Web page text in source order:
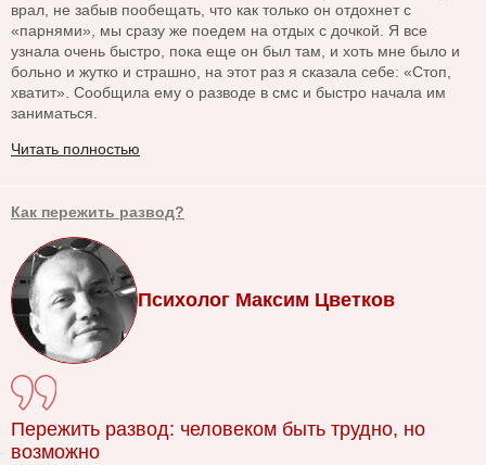
врал, не забыв пообещать, что как только он отдохнет с
«парнями», мы сразу же поедем на отдых с дочкой. Я все
узнала очень быстро, пока еще он был там, и хоть мне было и
больно и жутко и страшно, на этот раз я сказала себе: «Стоп,
хватит». Сообщила ему о разводе в смс и быстро начала им
заниматься.
Читать полностью
Как пережить развод?
Психолог Максим Цветков
Пережить развод: человеком быть трудно, но
возможно